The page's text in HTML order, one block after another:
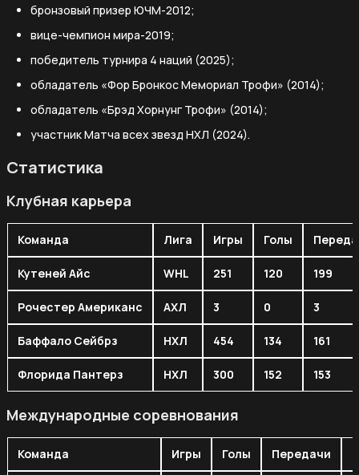
бронзовый призер ЮЧМ-2012;
вице-чемпион мира-2019;
победитель турнира 4 наций (2025);
обладатель «Фор Бронкос Мемориал Трофи» (2014);
обладатель «Брэд Хорнунг Трофи» (2014);
участник Матча всех звезд НХЛ (2024).
Статистика
Клубная карьера
Команда Лига Игры Голы
Кутеней Айс WHL 251 120 199
Рочестер Американс АХЛ 3 0 3
Баффало Сейбрз НХЛ 454 134 161
Флорида Пантерз НХЛ 300 152 153
Международные соревнования
Команда Игры Голы Передачи